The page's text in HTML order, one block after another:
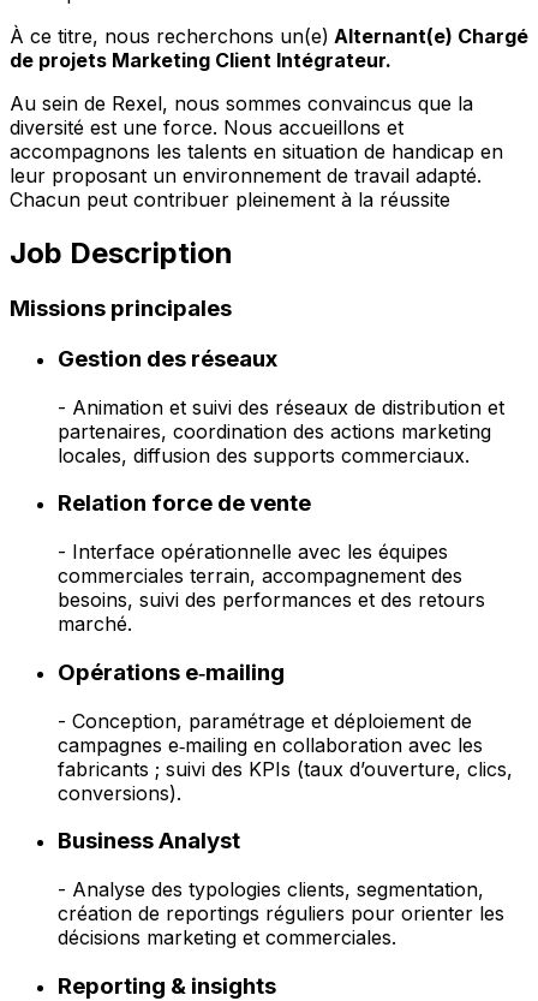
À ce titre, nous recherchons un(e) Alternant(e) Chargé
de projets Marketing Client Intégrateur.
Au sein de Rexel, nous sommes convaincus que la
diversité est une force. Nous accueillons et
accompagnons les talents en situation de handicap en
leur proposant un environnement de travail adapté.
Chacun peut contribuer pleinement à la réussite
Job Description
Missions principales
Gestion des réseaux
- Animation et suivi des réseaux de distribution et
partenaires, coordination des actions marketing
locales, diffusion des supports commerciaux.
Relation force de vente
- Interface opérationnelle avec les équipes
commerciales terrain, accompagnement des
besoins, suivi des performances et des retours
marché.
Opérations e‑mailing
- Conception, paramétrage et déploiement de
campagnes e‑mailing en collaboration avec les
fabricants ; suivi des KPIs (taux d’ouverture, clics,
conversions).
Business Analyst
- Analyse des typologies clients, segmentation,
création de reportings réguliers pour orienter les
décisions marketing et commerciales.
Reporting & insights